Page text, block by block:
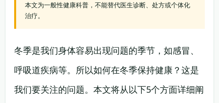
本文为一般性健康科普，不能替代医生诊断、处方或个体化
治疗。
冬季是我们身体容易出现问题的季节，如感冒、
呼吸道疾病等。所以如何在冬季保持健康？这是
我们要关注的问题。本文将从以下5个方面详细阐